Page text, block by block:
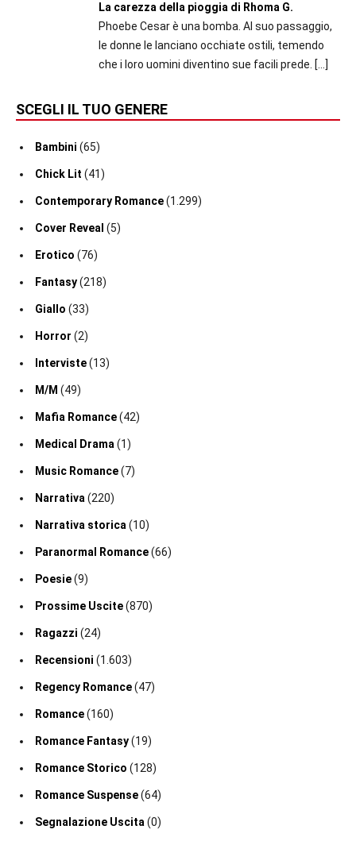
La carezza della pioggia di Rhoma G.
Phoebe Cesar è una bomba. Al suo passaggio,
le donne le lanciano occhiate ostili, temendo
che i loro uomini diventino sue facili prede. […]
SCEGLI IL TUO GENERE
Bambini (65)
Chick Lit (41)
Contemporary Romance(1.299)
Cover Reveal (5)
Erotico (76)
Fantasy(218)
Giallo (33)
Horror (2)
Interviste(13)
M/M (49)
Mafia Romance(42)
Medical Drama (1)
Music Romance(7)
Narrativa (220)
Narrativa storica (10)
Paranormal Romance(66)
Poesie(9)
Prossime Uscite(870)
Ragazzi (24)
Recensioni (1.603)
Regency Romance(47)
Romance(160)
Romance Fantasy(19)
Romance Storico (128)
Romance Suspense(64)
Segnalazione Uscita (0)